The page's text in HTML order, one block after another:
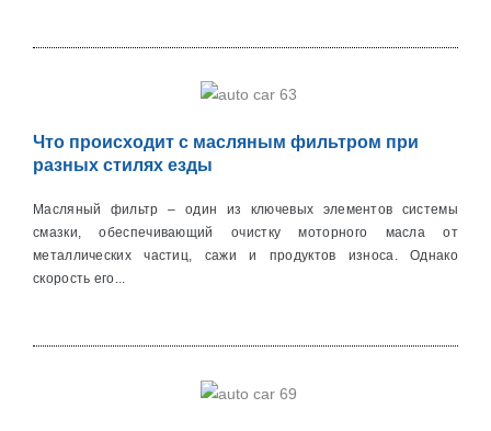
Что происходит с масляным фильтром при
разных стилях езды
Масляный фильтр – один из ключевых элементов системы
смазки, обеспечивающий очистку моторного масла от
металличеcких частиц, сажи и продуктов износа. Однако
скорость его...